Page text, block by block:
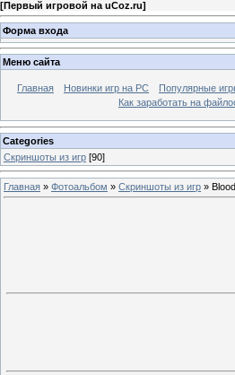
[Первый игровой на uCoz.ru]
Форма входа
Меню сайта
Главная Новинки игр на PC Популярные
Как заработать на
Categories
Скриншоты из игр [90]
Главная » Фотоальбом » Скриншоты из игр »